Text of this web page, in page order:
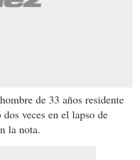
de 33 años residente
veces en el lapso de
la nota.